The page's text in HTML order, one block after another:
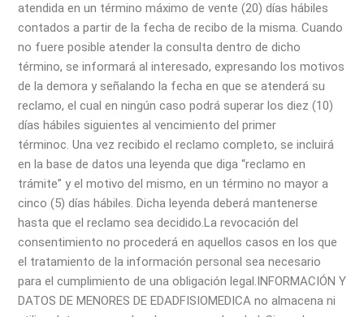
atendida en un término máximo de vente (20) días hábiles
contados a partir de la fecha de recibo de la misma. Cuando
no fuere posible atender la consulta dentro de dicho
término, se informará al interesado, expresando los motivos
de la demora y señalando la fecha en que se atenderá su
reclamo, el cual en ningún caso podrá superar los diez (10)
días hábiles siguientes al vencimiento del primer
términoc. Una vez recibido el reclamo completo, se incluirá
en la base de datos una leyenda que diga “reclamo en
trámite” y el motivo del mismo, en un término no mayor a
cinco (5) días hábiles. Dicha leyenda deberá mantenerse
hasta que el reclamo sea decidido.La revocación del
consentimiento no procederá en aquellos casos en los que
el tratamiento de la información personal sea necesario
para el cumplimiento de una obligación legal.INFORMACIÓN Y
DATOS DE MENORES DE EDADFISIOMEDICA no almacena ni